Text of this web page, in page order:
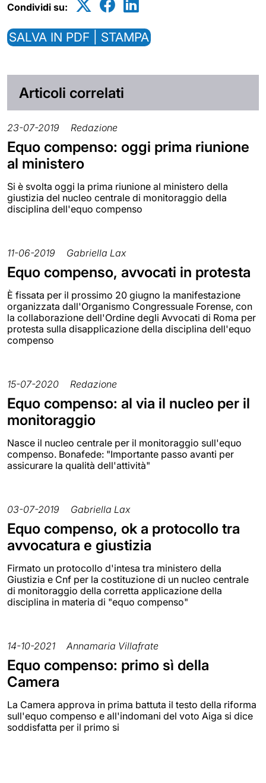
Condividi su:
SALVA IN PDF | STAMPA
Articoli correlati
23-07-2019 Redazione
Equo compenso: oggi prima riunione
al ministero
Si è svolta oggi la prima riunione al ministero della
giustizia del nucleo centrale di monitoraggio della
disciplina dell'equo compenso
11-06-2019 Gabriella Lax
Equo compenso, avvocati in protesta
È fissata per il prossimo 20 giugno la manifestazione
organizzata dall'Organismo Congressuale Forense, con
la collaborazione dell'Ordine degli Avvocati di Roma per
protesta sulla disapplicazione della disciplina dell'equo
compenso
15-07-2020 Redazione
Equo compenso: al via il nucleo per il
monitoraggio
Nasce il nucleo centrale per il monitoraggio sull'equo
compenso. Bonafede: "Importante passo avanti per
assicurare la qualità dell'attività"
03-07-2019 Gabriella Lax
Equo compenso, ok a protocollo tra
avvocatura e giustizia
Firmato un protocollo d'intesa tra ministero della
Giustizia e Cnf per la costituzione di un nucleo centrale
di monitoraggio della corretta applicazione della
disciplina in materia di "equo compenso"
14-10-2021 Annamaria Villafrate
Equo compenso: primo sì della
Camera
La Camera approva in prima battuta il testo della riforma
sull'equo compenso e all'indomani del voto Aiga si dice
soddisfatta per il primo si